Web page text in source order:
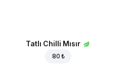
Tatlı Chilli Mısır
80 ₺